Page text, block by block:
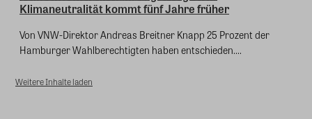
Klimaneutralität kommt fünf Jahre früher
Von VNW-Direktor Andreas Breitner Knapp 25 Prozent der
Hamburger Wahlberechtigten haben entschieden....
Weitere Inhalte laden